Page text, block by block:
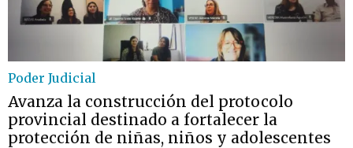
Poder Judicial
Avanza la construcción del protocolo
provincial destinado a fortalecer la
protección de niñas, niños y adolescentes